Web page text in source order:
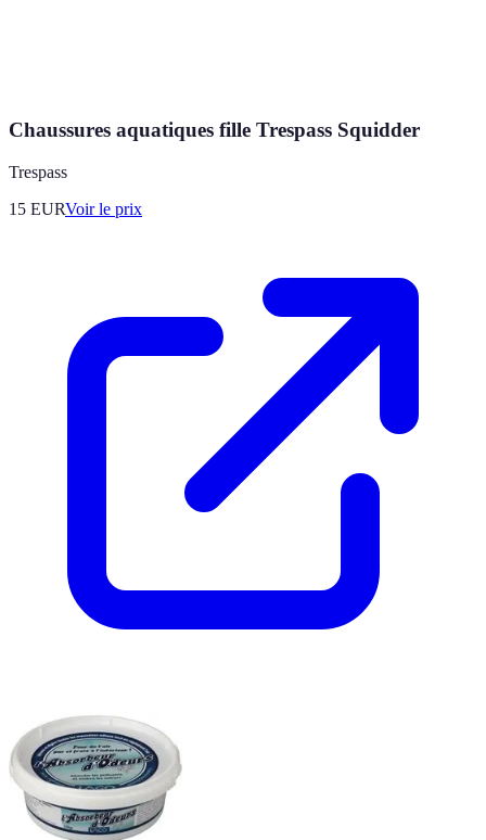
Chaussures aquatiques fille Trespass Squidder
Trespass
15 EURVoir le prix